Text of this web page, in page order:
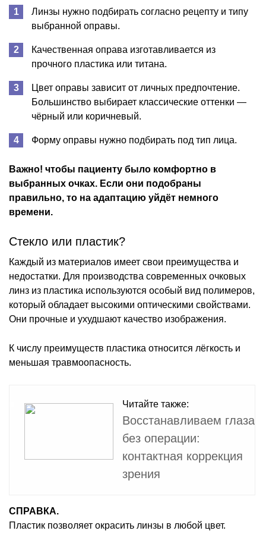
Линзы нужно подбирать согласно рецепту и типу
выбранной оправы.
Качественная оправа изготавливается из
прочного пластика или титана.
Цвет оправы зависит от личных предпочтение.
Большинство выбирает классические оттенки —
чёрный или коричневый.
Форму оправы нужно подбирать под тип лица.
Важно! чтобы пациенту было комфортно в
выбранных очках. Если они подобраны
правильно, то на адаптацию уйдёт немного
времени.
Стекло или пластик?
Каждый из материалов имеет свои преимущества и
недостатки. Для производства современных очковых
линз из пластика используются особый вид полимеров,
который обладает высокими оптическими свойствами.
Они прочные и ухудшают качество изображения.
К числу преимуществ пластика относится лёгкость и
меньшая травмоопасность.
Читайте также:
Восстанавливаем глаза
без операции:
контактная коррекция
зрения
СПРАВКА.
Пластик позволяет окрасить линзы в любой цвет.